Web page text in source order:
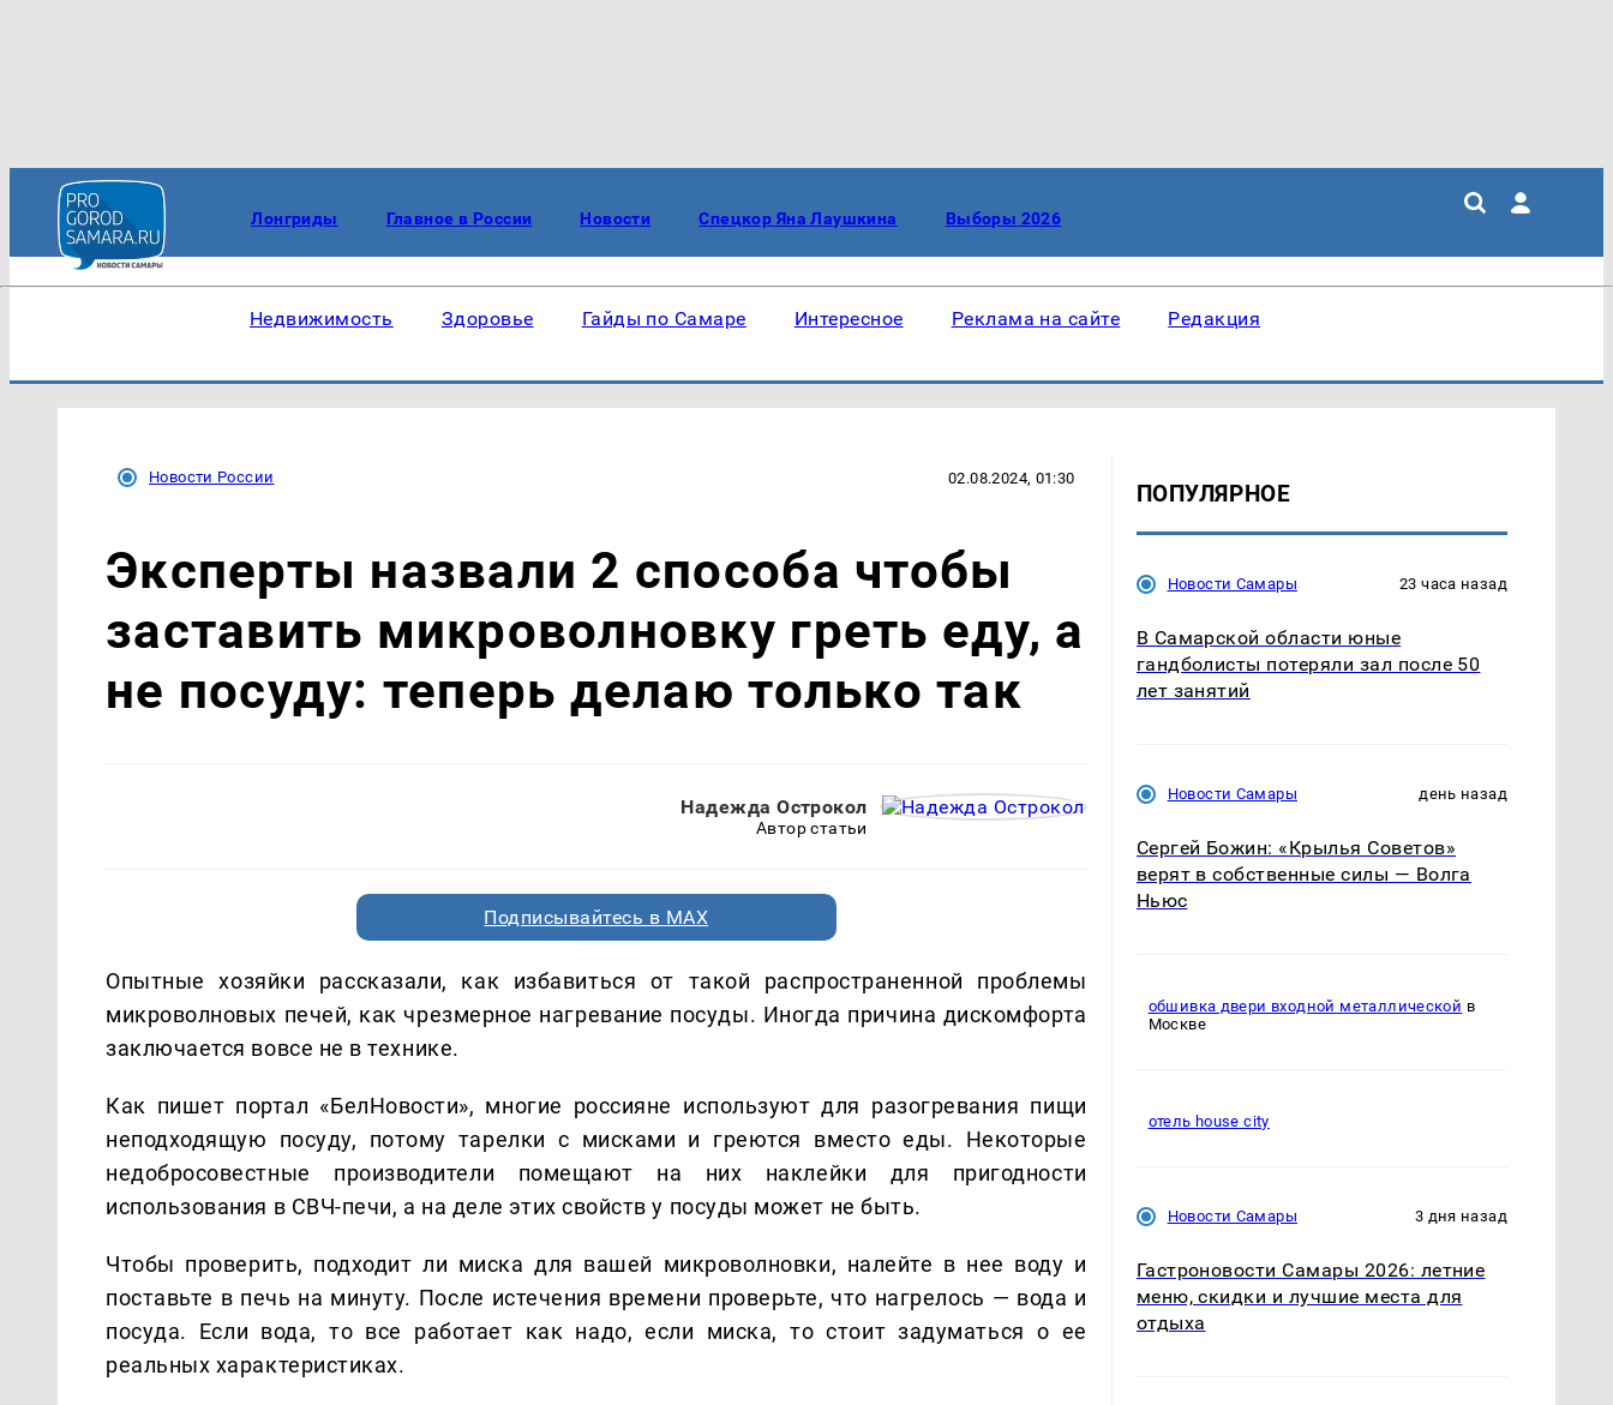
Лонгриды Главное в России Новости Спецкор Яна Лаушкина Выборы 2026
Недвижимость Здоровье Гайды по Самаре Интересное Реклама на сайте Редакция
Новости России 02.08.2024, 01:30
Эксперты назвали 2 способа чтобы
заставить микроволновку греть еду, а
не посуду: теперь делаю только так
Надежда Острокол
Автор статьи
Подписывайтесь в MAX
Опытные хозяйки рассказали, как избавиться от такой распространенной проблемы
микроволновых печей, как чрезмерное нагревание посуды. Иногда причина дискомфорта
заключается вовсе не в технике.
Как пишет портал «БелНовости», многие россияне используют для разогревания пищи
неподходящую посуду, потому тарелки с мисками и греются вместо еды. Некоторые
недобросовестные производители помещают на них наклейки для пригодности
использования в СВЧ-печи, а на деле этих свойств у посуды может не быть.
Чтобы проверить, подходит ли миска для вашей микроволновки, налейте в нее воду и
поставьте в печь на минуту. После истечения времени проверьте, что нагрелось — вода и
посуда. Если вода, то все работает как надо, если миска, то стоит задуматься о ее
реальных характеристиках.
ПОПУЛЯРНОЕ
Новости Самары 23 часа назад
В Самарской области юные
гандболисты потеряли зал после 50
лет занятий
Новости Самары день назад
Сергей Божин: «Крылья Советов»
верят в собственные силы — Волга
Ньюс
обшивка двери входной металлической в
Москве
отель house city
Новости Самары 3 дня назад
Гастроновости Самары 2026: летние
меню, скидки и лучшие места для
отдыха